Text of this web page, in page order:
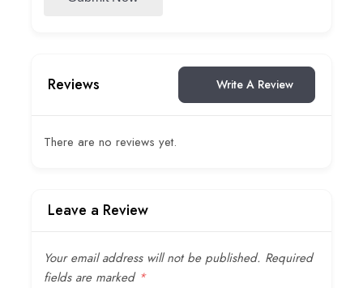
Reviews Write A Review
There are no reviews yet.
Leave a Review
Your email address will not be published. Required
fields are marked *